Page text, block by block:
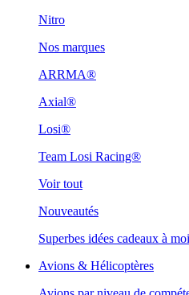
Nitro
Nos marques
ARRMA®
Axial®
Losi®
Team Losi Racing®
Voir tout
Nouveautés
Superbes idées cadeaux à
Avions & Hélicoptères